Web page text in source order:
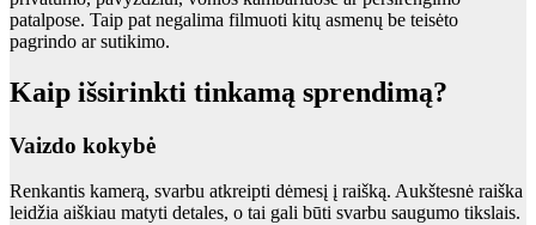
patalpose. Taip pat negalima filmuoti kitų asmenų be teisėto
pagrindo ar sutikimo.
Kaip išsirinkti tinkamą sprendimą?
Vaizdo kokybė
Renkantis kamerą, svarbu atkreipti dėmesį į raišką. Aukštesnė raiška
leidžia aiškiau matyti detales, o tai gali būti svarbu saugumo tikslais.